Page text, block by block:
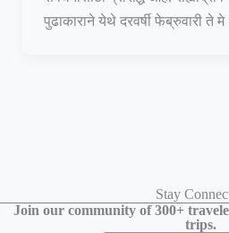
पुढाकाराने येथे दरवर्षी फेब्रुवारी ते
Stay
Join our community of 300+
trips.